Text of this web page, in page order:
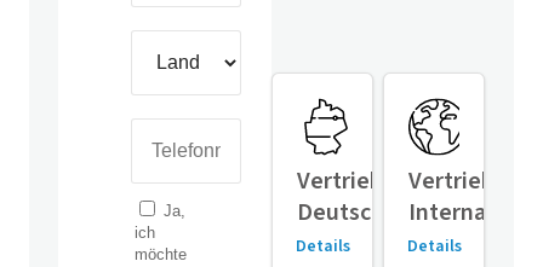
Vertrieb
Deutschland
Details
Vertrieb
Details